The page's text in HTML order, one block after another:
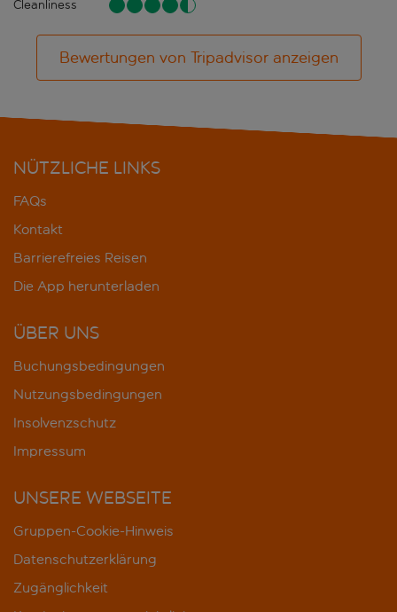
Cleanliness
Bewertungen von Tripadvisor anzeigen
NÜTZLICHE LINKS
FAQs
Kontakt
Barrierefreies Reisen
Die App herunterladen
ÜBER UNS
Buchungsbedingungen
Nutzungsbedingungen
Insolvenzschutz
Impressum
UNSERE WEBSEITE
Gruppen-Cookie-Hinweis
Datenschutzerklärung
Zugänglichkeit